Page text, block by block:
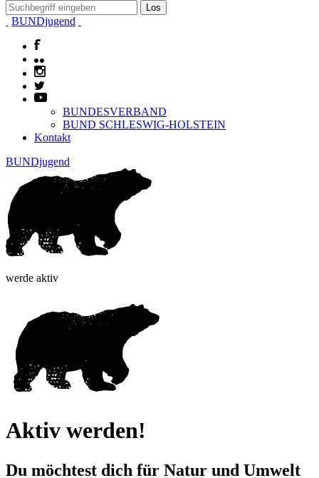
BUNDjugend
BUNDESVERBAND
BUND SCHLESWIG-HOLSTEIN
Kontakt
BUNDjugend
werde aktiv
Aktiv werden!
Du möchtest dich für Natur und Umwelt